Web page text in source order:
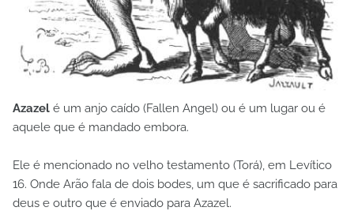
Azazel é um anjo caído (Fallen Angel) ou é um lugar ou é
aquele que é mandado embora.
Ele é mencionado no velho testamento (Torá), em Levítico
16. Onde Arão fala de dois bodes, um que é sacrificado para
deus e outro que é enviado para Azazel.